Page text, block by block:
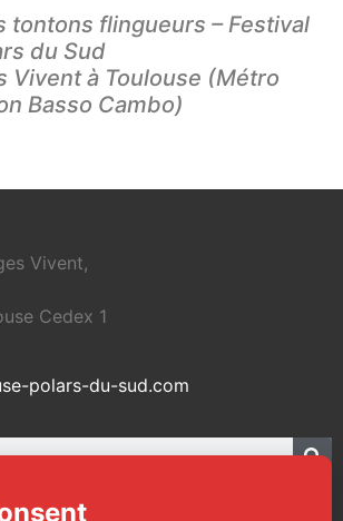
tontons flingueurs – Festival
du Sud
Vivent à Toulouse (Métro
Basso Cambo)
Vivent,
Cedex 1
polars-du-sud.com